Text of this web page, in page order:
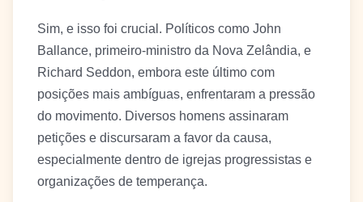
Sim, e isso foi crucial. Políticos como John
Ballance, primeiro-ministro da Nova Zelândia, e
Richard Seddon, embora este último com
posições mais ambíguas, enfrentaram a pressão
do movimento. Diversos homens assinaram
petições e discursaram a favor da causa,
especialmente dentro de igrejas progressistas e
organizações de temperança.